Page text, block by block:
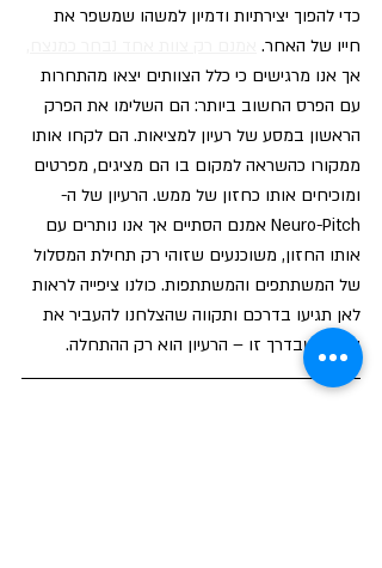
כדי להפוך יצירתיות ודמיון למשהו שמשפר את
חייו של האחר.
אך אנו מרגישים כי כלל הצוותים יצאו מהתחרות
עם הפרס החשוב ביותר: הם השלימו את הפרק
הראשון במסע של רעיון למציאות. הם לקחו אותו
ממקורו כהשראה למקום בו הם מציגים, מפרטים
ומוכיחים אותו כחזון של ממש. הרעיון של ה-
Neuro-Pitch אמנם הסתיים אך אנו נותרים עם
אותו החזון, משוכנעים שזוהי רק תחילת המסלול
של המשתתפים והמשתתפות. כולנו ציפייה לראות
לאן תגיעו בדרכם ותקווה שהצלחנו להעביר את
המסר שבדרך זו – הרעיון הוא רק ההתחלה.